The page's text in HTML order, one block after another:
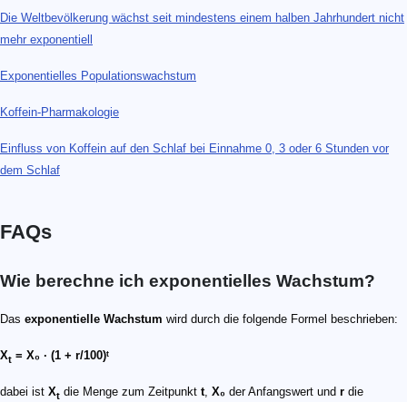
Die Weltbevölkerung wächst seit mindestens einem halben Jahrhundert nicht
mehr exponentiell
Exponentielles Populationswachstum
Koffein-Pharmakologie
Einfluss von Koffein auf den Schlaf bei Einnahme 0, 3 oder 6 Stunden vor
dem Schlaf
FAQs
Wie berechne ich exponentielles Wachstum?
Das exponentielle Wachstum wird durch die folgende Formel beschrieben:
Xt = X₀ ∙ (1 + r/100)ᵗ
dabei ist Xt die Menge zum Zeitpunkt t, X₀ der Anfangswert und r die